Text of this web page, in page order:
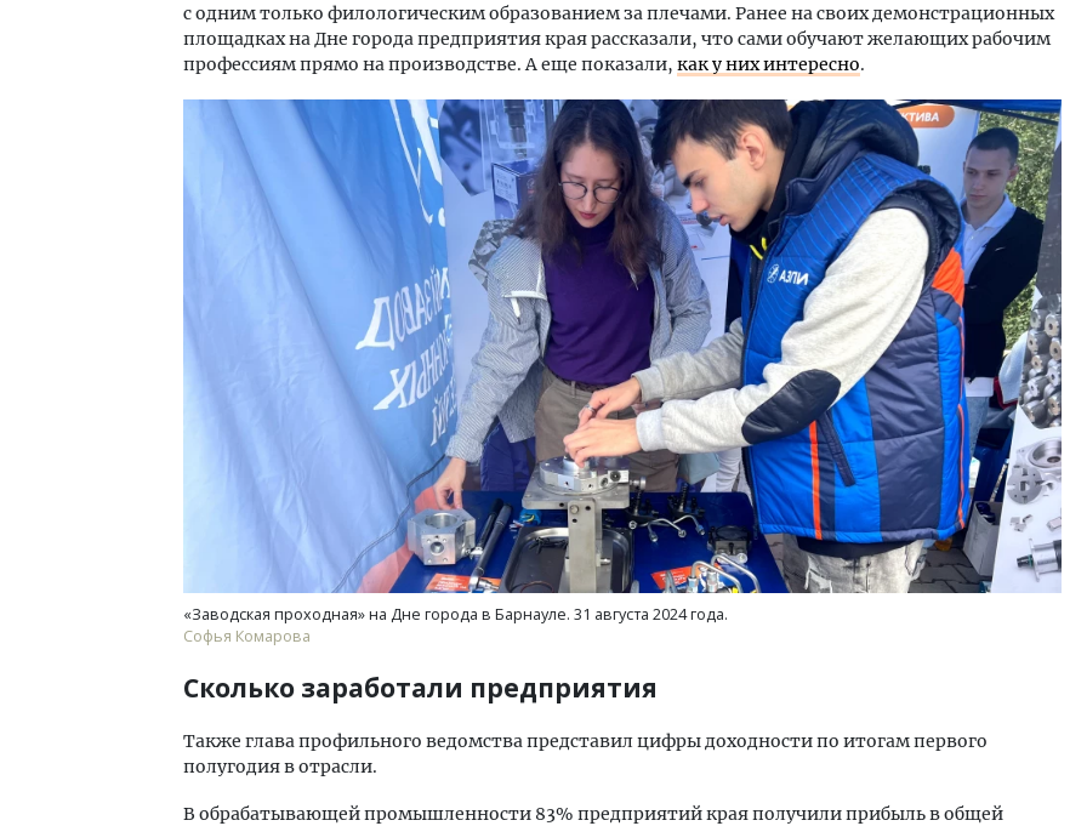
с одним только филологическим образованием за плечами. Ранее на своих демонстрационных
площадках на Дне города предприятия края рассказали, что сами обучают желающих рабочим
профессиям прямо на производстве. А еще показали, как у них интересно.
«Заводская проходная» на Дне города в Барнауле. 31 августа 2024 года.
Софья Комарова
Сколько заработали предприятия
Также глава профильного ведомства представил цифры доходности по итогам первого
полугодия в отрасли.
В обрабатывающей промышленности 83% предприятий края получили прибыль в общей